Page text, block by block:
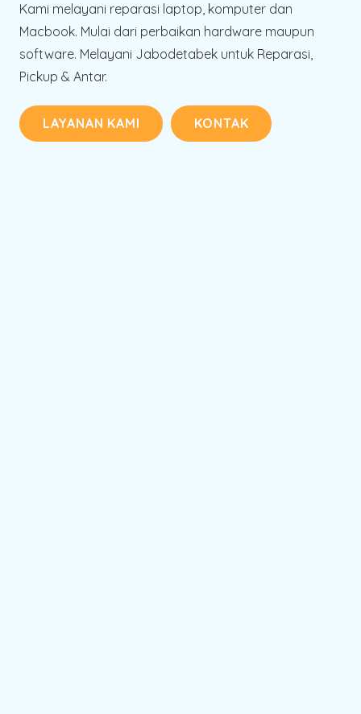
Kami melayani reparasi laptop, komputer dan
Macbook. Mulai dari perbaikan hardware maupun
software. Melayani Jabodetabek untuk Reparasi,
Pickup & Antar.
LAYANAN KAMI KONTAK